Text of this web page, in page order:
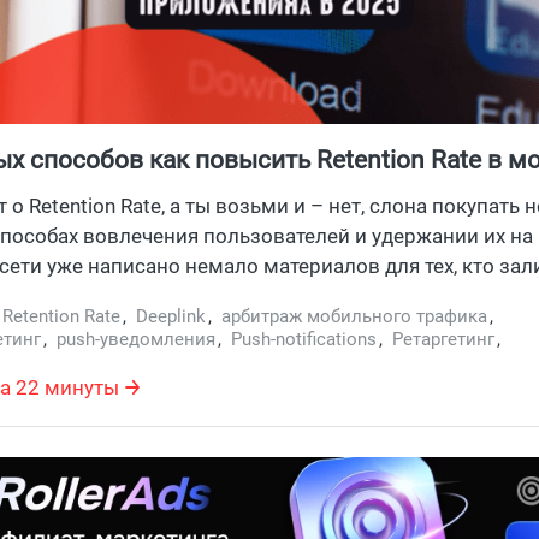
способов как повысить Retention Rate в
в 2025
о Retention Rate, а ты возьми и – нет, слона покупать
вовлечения пользователей и удержании их
уже написано немало материалов для тех, кто
по другим вертикалям такую информацию нужно
А ведь именно удержание аудитории в
роль в том, будет ли профитной твоя работа с
контента. Рассмотрели в статье самые популярные
Retention Rate, Deeplink, арбитраж мобильного трафика,
, push-уведомления, Push-notifications, Ретаргетинг,
22 минуты